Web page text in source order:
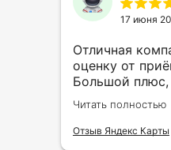
17 июня
Отличная
оценку от
Большой плюс,
было нанести
Заказ был
Читать полностью
Отзыв Яндекс Карты